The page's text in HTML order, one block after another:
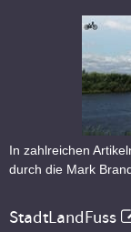
In zahlreichen
durch die Mark
StadtLandFuss